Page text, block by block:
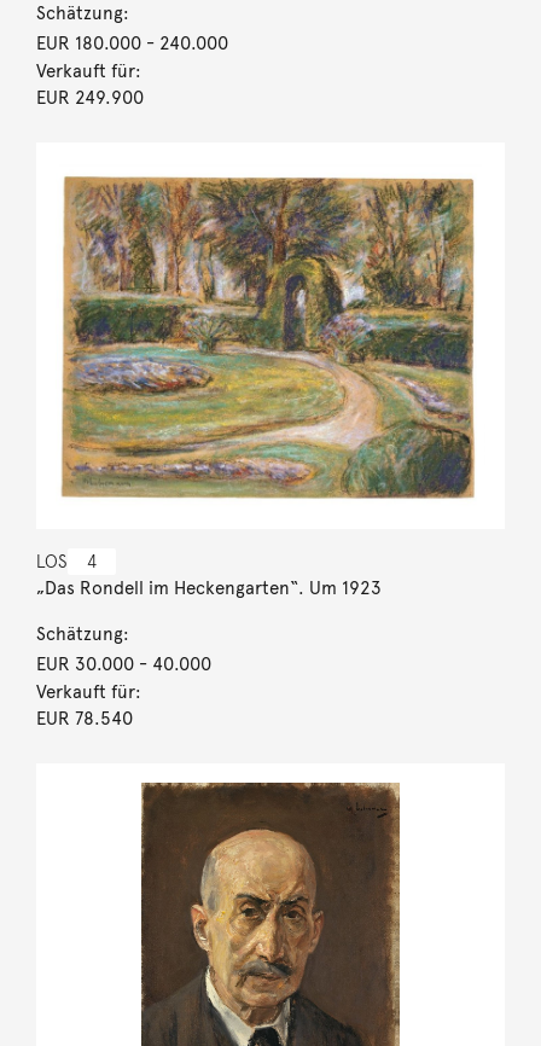
Schätzung:
EUR 180.000- 240.000
Verkauft für:
EUR 249.900
LOS 4
„Das Rondell im Heckengarten“. Um 1923
Schätzung:
EUR 30.000- 40.000
Verkauft für:
EUR 78.540